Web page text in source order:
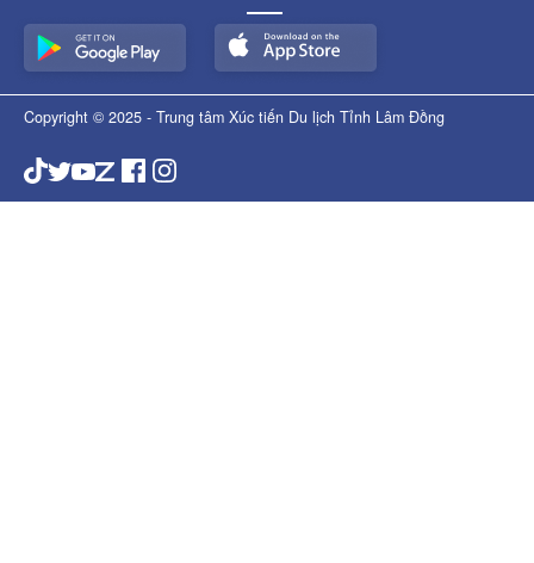
Copyright © 2025 - Trung tâm Xúc tiến Du lịch Tỉnh Lâm Đồng